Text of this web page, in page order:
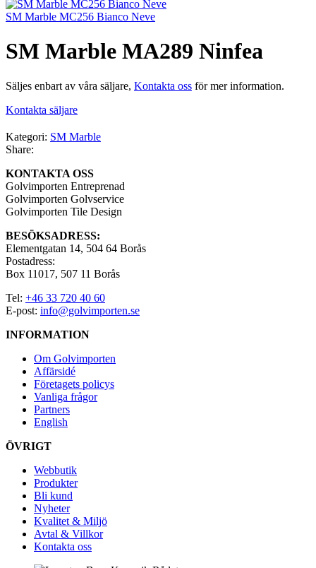
SM Marble MC256 Bianco Neve
SM Marble MA289 Ninfea
Säljes enbart av våra säljare, Kontakta oss för mer information.
Kontakta säljare
Kategori: SM Marble
Share:
KONTAKTA OSS
Golvimporten Entreprenad
Golvimporten Golvservice
Golvimporten Tile Design
BESÖKSADRESS:
Elementgatan 14, 504 64 Borås
Postadress:
Box 11017, 507 11 Borås
Tel: +46 33 720 40 60
E-post: info@golvimporten.se
INFORMATION
Om Golvimporten
Affärsidé
Företagets policys
Vanliga frågor
Partners
English
ÖVRIGT
Webbutik
Produkter
Bli kund
Nyheter
Kvalitet & Miljö
Avtal & Villkor
Kontakta oss